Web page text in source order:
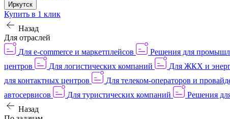
Иркутск
Купить в 1 клик
Назад
Для отраслей
Для e-commerce и маркетплейсов
Решения для
центров
Для логистических компаний Для ЖКХ и
для контактных центров
Для телеком-операторов и
автосервисов
Для туристических компаний Решения
Назад